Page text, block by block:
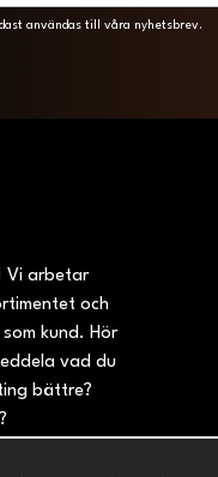
användas till våra nyhetsbrev.
Vi arbetar
och
kund. Hör
vad du
bättre?